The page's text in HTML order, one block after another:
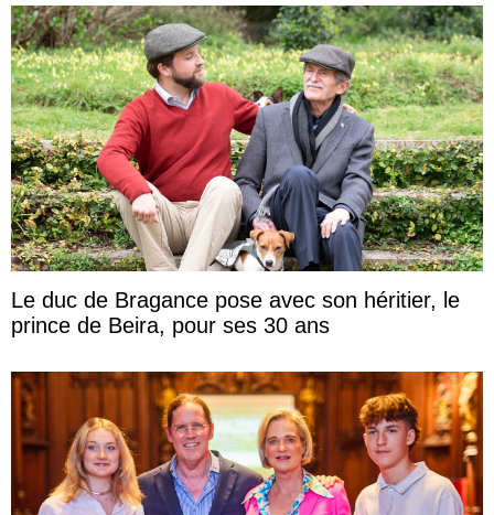
Le duc de Bragance pose avec son héritier, le
prince de Beira, pour ses 30 ans